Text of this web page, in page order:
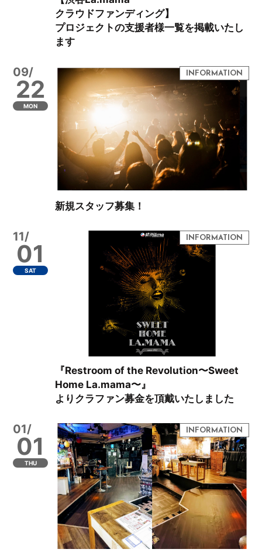
クラウドファンディング】
プロジェクトの支援者様一覧を掲載いたし
ます
09/
22
MON
新規スタッフ募集！
11/
01
SAT
『Restroom of the Revolution〜Sweet
Home La.mama〜』
よりクラファン募金を頂戴いたしました
01/
01
THU